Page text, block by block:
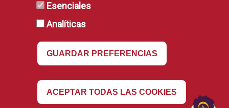
Esenciales
Analíticas
GUARDAR PREFERENCIAS
ACEPTAR TODAS LAS COOKIES